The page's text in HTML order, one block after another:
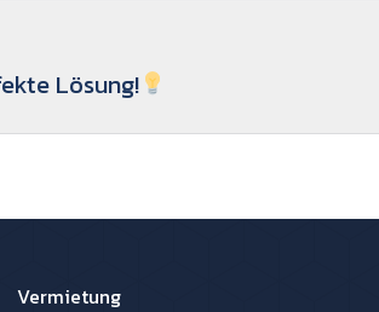
Lösung!
Vermietung